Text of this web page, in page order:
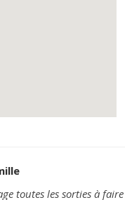
toutes les sorties à faire